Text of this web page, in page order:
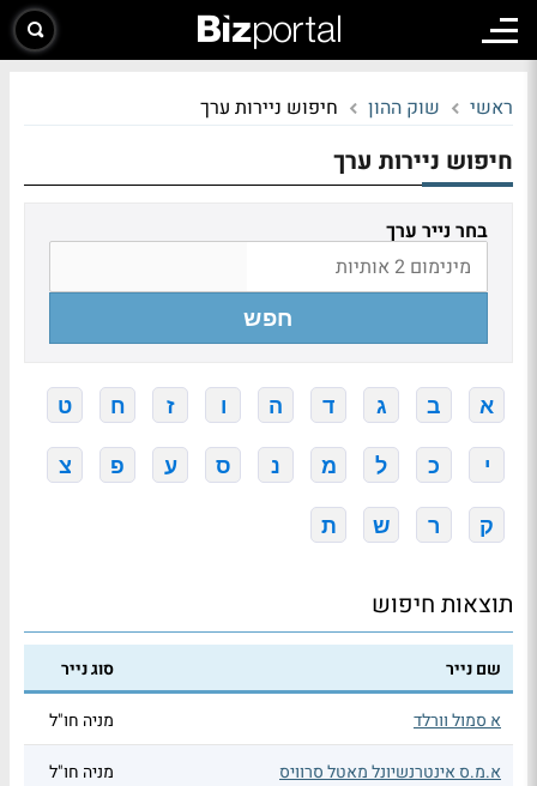
ראשי שוק ההון חיפוש ניירות ערך
חיפוש ניירות ערך
בחר נייר ערך
חפש
א ב ג ד ה ו ז ח ט
י כ ל מ נ ס ע פ צ
ק ר ש ת
תוצאות חיפוש
שם נייר סוג נייר
א סמול וורלד מניה חו"ל
א.מ.ס אינטרנשיונל מאטל סרוויס מניה חו"ל